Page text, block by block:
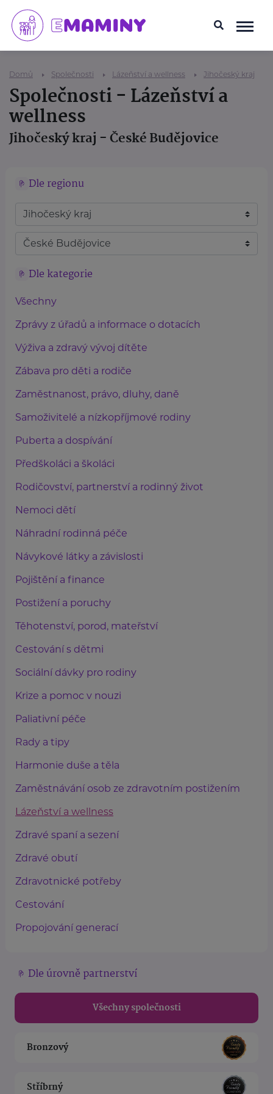
Domů Společnosti Lázeňství a wellness Jihočeský kraj
Společnosti - Lázeňství a
wellness
Jihočeský kraj - České Budějovice
Dle regionu
Dle kategorie
Všechny
Zprávy z úřadů a informace o dotacích
Výživa a zdravý vývoj dítěte
Zábava pro děti a rodiče
Zaměstnanost, právo, dluhy, daně
Samoživitelé a nízkopříjmové rodiny
Puberta a dospívání
Předškoláci a školáci
Rodičovství, partnerství a rodinný život
Nemoci dětí
Náhradní rodinná péče
Návykové látky a závislosti
Pojištění a finance
Postižení a poruchy
Těhotenství, porod, mateřství
Cestování s dětmi
Sociální dávky pro rodiny
Krize a pomoc v nouzi
Paliativní péče
Rady a tipy
Harmonie duše a těla
Zaměstnávání osob ze zdravotním postižením
Lázeňství a wellness
Zdravé spaní a sezení
Zdravé obutí
Zdravotnické potřeby
Cestování
Propojování generací
Dle úrovně partnerství
Všechny společnosti
Bronzový
Stříbrný